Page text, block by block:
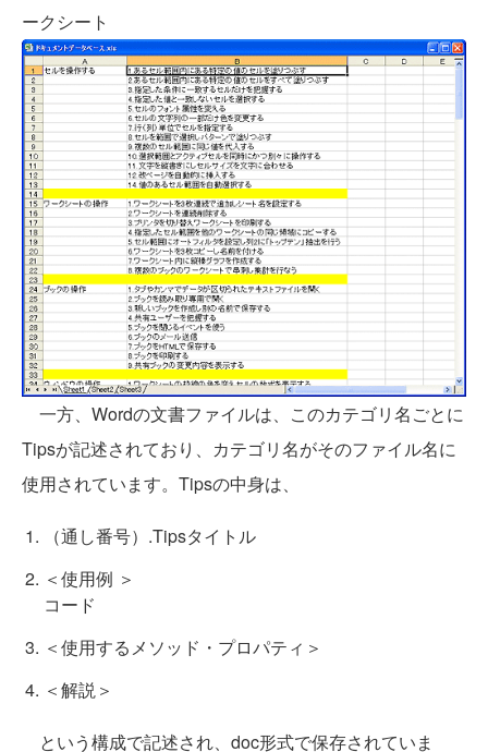
ークシート
一方、Wordの文書ファイルは、このカテゴリ名ごとに
Tipsが記述されており、カテゴリ名がそのファイル名に
使用されています。Tipsの中身は、
（通し番号）.Tipsタイトル
＜使用例 ＞
コード
＜使用するメソッド・プロパティ＞
＜解説＞
という構成で記述され、doc形式で保存されていま